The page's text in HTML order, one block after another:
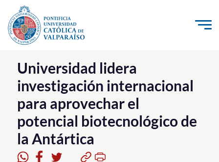
Click acá para ir directamente al contenido
La Universidad
Investigación, Creación e Innovación
PUCV Internacional
Vinculación con el Medio
Admisión
Universidad lidera
investigación internacional
para aprovechar el
potencial biotecnológico de
la Antártica